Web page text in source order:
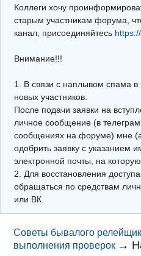
Архив
Почта
Поиск релейщика
Видео РЗиА
Фотохостинг
Телеграм
Коллеги хочу
старым участникам форума,
канал, присоединяйтесь
Внимание!!!
1. В связи с наплывом спама
новых участников.
После подачи заявки на
личное сообщение (в
сообщениях на форуме) мне
одобрить заявку с указанием
электронной почты, на
2. Для восстановления
обращаться по средствам
или ВК.
Советы бывалого
выполнения проверок →